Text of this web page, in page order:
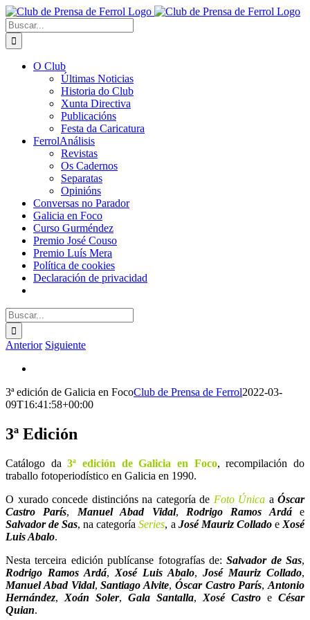
Saltar
al
contenido
Buscar:
O Club
Últimas Noticias
Historia do Club
Xunta Directiva
Publicacións
Festa da Caricatura
FerrolAnálisis
Revistas
Os Cadernos
Separatas
Opinións
Conversas no Parador
Galicia en Foco
Curso Gurméndez
Premio José Couso
Premio Luís Mera
Política de cookies
Declaración de privacidad
Buscar:
Anterior Siguiente
más
grande
3ª edición de Galicia en FocoClub de Prensa de Ferrol2022-03-
09T16:41:58+00:00
3ª Edición
Catálogo da3ª edición de Galicia en Foco, recompilación do
traballo fotoperiodístico en Galicia en 1990.
O xurado concede distincións na categoría de Foto Única a Óscar
Castro París, Manuel Abad Vidal, Rodrigo Ramos Ardáe
Salvador de Sas, na categoríaSeries, a José Mauriz Colladoe Xosé
Luis Abalo.
Nesta terceira edición publícanse fotografías de:Salvador de Sas,
Rodrigo Ramos Ardá, Xosé Luis Abalo, José Mauriz Collado,
Manuel Abad Vidal,Santiago Alvite, Óscar Castro París, Antonio
Hernández, Xoán Soler, Gala Santalla, Xosé Castro e César
Quian.